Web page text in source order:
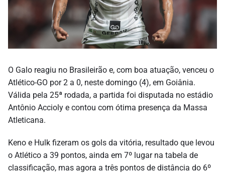
O Galo reagiu no Brasileirão e, com boa atuação, venceu o
Atlético-GO por 2 a 0, neste domingo (4), em Goiânia.
Válida pela 25ª rodada, a partida foi disputada no estádio
Antônio Accioly e contou com ótima presença da Massa
Atleticana.
Keno e Hulk fizeram os gols da vitória, resultado que levou
o Atlético a 39 pontos, ainda em 7º lugar na tabela de
classificação, mas agora a três pontos de distância do 6º